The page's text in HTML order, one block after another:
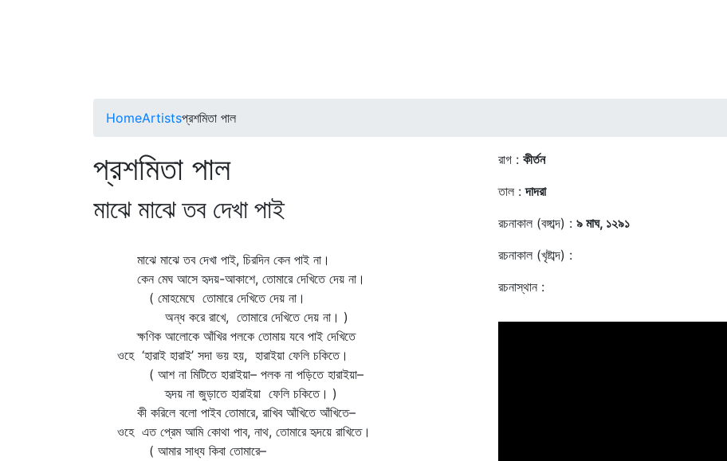
HomeArtistsপ্রশমিতা পাল
প্রশমিতা পাল
মাঝে মাঝে তব দেখা পাই
মাঝে মাঝে তব দেখা পাই, চিরদিন কেন পাই না।
কেন মেঘ আসে হৃদয়-আকাশে, তোমারে দেখিতে দেয় না।
( মোহমেঘে তোমারে দেখিতে দেয় না।
অন্ধ করে রাখে, তোমারে দেখিতে দেয় না। )
ক্ষণিক আলোকে আঁখির পলকে তোমায় যবে পাই দেখিতে
ওহে ‘হারাই হারাই’ সদা ভয় হয়, হারাইয়া ফেলি চকিতে।
( আশ না মিটিতে হারাইয়া– পলক না পড়িতে হারাইয়া–
হৃদয় না জুড়াতে হারাইয়া ফেলি চকিতে। )
কী করিলে বলো পাইব তোমারে, রাখিব আঁখিতে আঁখিতে–
ওহে এত প্রেম আমি কোথা পাব, নাথ, তোমারে হৃদয়ে রাখিতে।
( আমার সাধ্য কিবা তোমারে–
রাগ : কীর্তন
তাল :দাদরা
রচনাকাল (বঙ্গাব্দ) : ৯ মাঘ, ১২৯১
রচনাকাল (খৃষ্টাব্দ) :
রচনাস্থান :